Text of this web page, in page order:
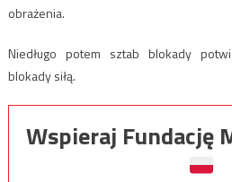
obrażenia.
Niedługo potem sztab blokady
blokady siłą.
Wspieraj Fundację